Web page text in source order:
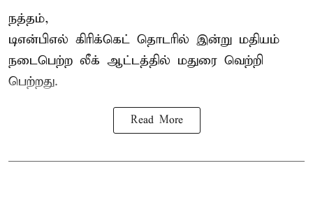
நத்தம்,
டிஎன்பிஎல் கிரிக்கெட் தொடரில் இன்று மதியம்
நடைபெற்ற லீக் ஆட்டத்தில் மதுரை வெற்றி
பெற்றது.
Read More